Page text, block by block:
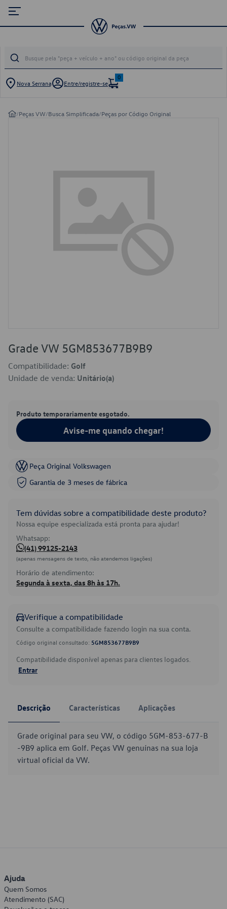
Nova Serrana Entre/registre-se
0
/Peças VW/Busca Simplificada/Peças por Código Original
Grade VW 5GM853677B9B9
Compatibilidade: Golf
Unidade de venda: Unitário(a)
Produto temporariamente esgotado.
Avise-me quando chegar!
Peça Original Volkswagen
Garantia de 3 meses de fábrica
Tem dúvidas sobre a compatibilidade deste produto?
Nossa equipe especializada está pronta para ajudar!
Whatsapp:
(41) 99125-2143
(apenas mensagens de texto, não atendemos ligações)
Horário de atendimento:
Segunda à sexta, das 8h às 17h.
Verifique a compatibilidade
Consulte a compatibilidade fazendo login na sua conta.
Código original consultado: 5GM853677B9B9
Compatibilidade disponível apenas para clientes logados.
Entrar
Descrição Características Aplicações
Grade original para seu VW, o código 5GM-853-677-B
-9B9 aplica em Golf. Peças VW genuínas na sua loja
virtual oficial da VW.
Ajuda
Quem Somos
Atendimento (SAC)